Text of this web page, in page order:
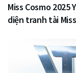
Miss Cosmo
diện tranh tài